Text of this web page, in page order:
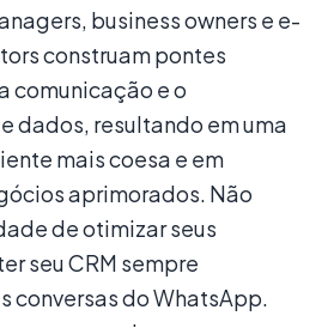
business owners e e-
construam pontes
comunicação e o
dados, resultando em uma
mais coesa e em
aprimorados. Não
de otimizar seus
seu CRM sempre
conversas do WhatsApp.